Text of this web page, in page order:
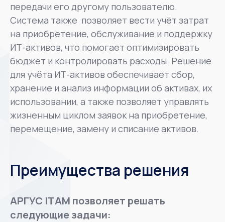
передачи его другому пользователю.
Система также позволяет вести учёт затрат
на приобретение, обслуживание и поддержку
ИТ-активов, что помогает оптимизировать
бюджет и контролировать расходы. Решение
для учёта ИТ-активов обеспечивает сбор,
хранение и анализ информации об активах, их
использовании, а также позволяет управлять
жизненным циклом заявок на приобретение,
перемещение, замену и списание активов.
Преимущества решения
АРГУС ITAM позволяет решать
следующие задачи: